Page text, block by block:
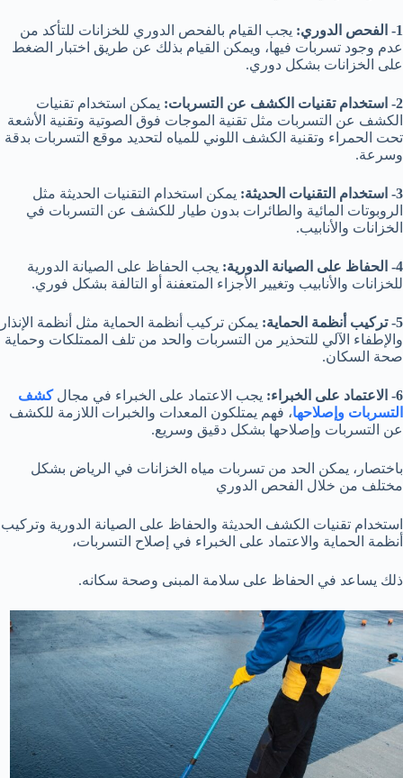
1- الفحص الدوري:
يجب القيام بالفحص الدوري للخزانات للتأكد من
عدم وجود تسربات فيها، ويمكن القيام بذلك عن طريق اختبار الضغط
على الخزانات بشكل دوري.
2- استخدام تقنيات الكشف عن التسربات:
يمكن استخدام تقنيات
الكشف عن التسربات مثل تقنية الموجات فوق الصوتية وتقنية الأشعة
تحت الحمراء وتقنية الكشف اللوني للمياه لتحديد موقع التسربات بدقة
وسرعة.
3- استخدام التقنيات الحديثة:
يمكن استخدام التقنيات الحديثة مثل
الروبوتات المائية والطائرات بدون طيار للكشف عن التسربات في
الخزانات والأنابيب.
4- الحفاظ على الصيانة الدورية:
يجب الحفاظ على الصيانة الدورية
للخزانات والأنابيب وتغيير الأجزاء المتعفنة أو التالفة بشكل فوري.
5- تركيب أنظمة الحماية:
يمكن تركيب أنظمة الحماية مثل أنظمة الإنذار
والإطفاء الآلي للتحذير من التسربات والحد من تلف الممتلكات وحماية
صحة السكان.
6- الاعتماد على الخبراء: يجب الاعتماد على الخبراء في مجال كشف
التسربات وإصلاحها، فهم يمتلكون المعدات والخبرات اللازمة للكشف
عن التسربات وإصلاحها بشكل دقيق وسريع.
باختصار، يمكن الحد من تسربات مياه الخزانات في الرياض بشكل
مختلف من خلال الفحص الدوري
استخدام تقنيات الكشف الحديثة والحفاظ على الصيانة الدورية وتركيب
أنظمة الحماية والاعتماد على الخبراء في إصلاح التسربات،
ذلك يساعد في الحفاظ على سلامة المبنى وصحة سكانه.